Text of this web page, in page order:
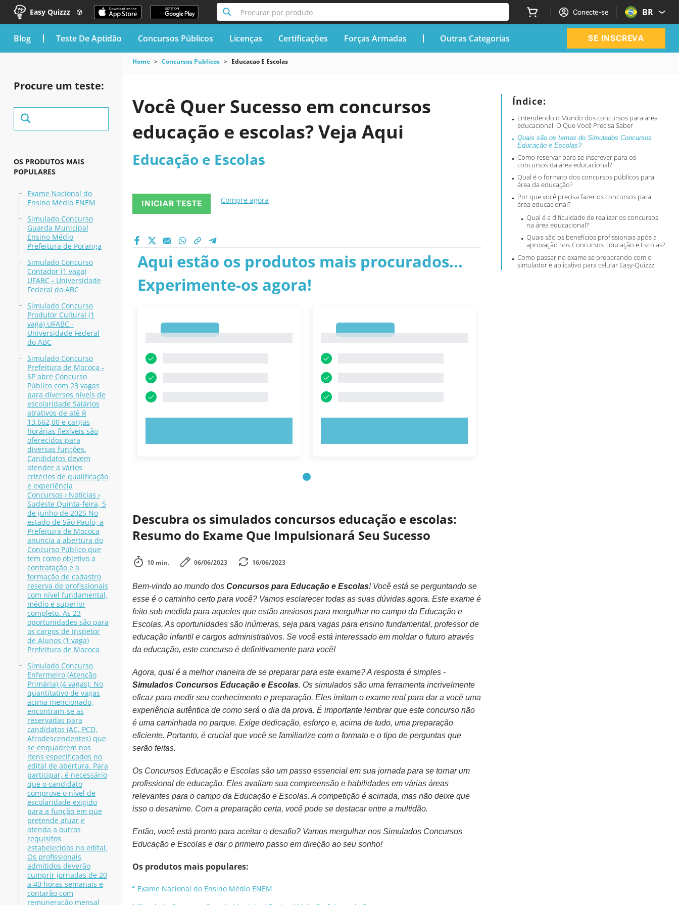
Easy Quizzz Procurar por produto Conecte-se BR
blog Teste De Aptidão Concursos Públicos Licenças Certificações Forças Armadas Outras Categorias SE INSCREVA
Procure um teste:
OS PRODUTOS MAIS
POPULARES
Exame Nacional do
Ensino Médio ENEM
Simulado Concurso
Guarda Municipal
Ensino Médio
Prefeitura de Poranga
Simulado Concurso
Contador (1 vaga)
UFABC - Universidade
Federal do ABC
Simulado Concurso
Produtor Cultural (1
vaga) UFABC -
Universidade Federal
do ABC
Simulado Concurso
Prefeitura de Mococa -
SP abre Concurso
Público com 23 vagas
para diversos níveis de
escolaridade Salários
atrativos de até R
13.662,00 e cargas
horárias flexíveis são
oferecidos para
diversas funções.
Candidatos devem
atender a vários
critérios de qualificação
e experiência
Concursos › Notícias ›
Sudeste Quinta-feira, 5
de junho de 2025 No
estado de São Paulo, a
Prefeitura de Mococa
anuncia a abertura do
Concurso Público que
tem como objetivo a
contratação e a
formação de cadastro
reserva de profissionais
com nível fundamental,
médio e superior
completo. As 23
oportunidades são para
os cargos de Inspetor
de Alunos (1 vaga)
Prefeitura de Mococa
Simulado Concurso
Enfermeiro (Atenção
Primária) (4 vagas). No
quantitativo de vagas
acima mencionado,
encontram-se as
reservadas para
candidatos (AC, PCD,
Afrodescendentes) que
se enquadrem nos
itens especificados no
edital de abertura. Para
participar, é necessário
que o candidato
comprove o nível de
escolaridade exigido
para a função em que
pretende atuar e
atenda a outros
requisitos
estabelecidos no edital.
Os profissionais
admitidos deverão
cumprir jornadas de 20
a 40 horas semanais e
contarão com
remuneração mensal
Home Concursos Publicos Educacao E Escolas
Índice:
Entendendo o Mundo dos concursos para área
educacional: O Que Você Precisa Saber
Quais são os temas do Simulados Concursos
Educação e Escolas?
Como reservar para se inscrever para os
concursos da área educacional?
Qual é o formato dos concursos públicos para
área da educação?
Por que você precisa fazer os concursos para
área educacional?
Qual é a dificuldade de realizar os concursos
na área educacional?
Quais são os benefícios profissionais após a
aprovação nos Concursos Educação e Escolas?
Como passar no exame se preparando com o
simulador e aplicativo para celular Easy-Quizzz
Você Quer Sucesso em concursos
educação e escolas? Veja Aqui
Educação e Escolas
INICIAR TESTE Compre agora
Aqui estão os produtos mais procurados...
Experimente-os agora!
Descubra os simulados concursos educação e escolas:
Resumo do Exame Que Impulsionará Seu Sucesso
10 min. 06/06/2023 16/06/2023
Bem-vindo ao mundo dos Concursos para Educação e Escolas! Você está se perguntando se
esse é o caminho certo para você? Vamos esclarecer todas as suas dúvidas agora. Este exame é
feito sob medida para aqueles que estão ansiosos para mergulhar no campo da Educação e
Escolas. As oportunidades são inúmeras, seja para vagas para ensino fundamental, professor de
educação infantil e cargos administrativos. Se você está interessado em moldar o futuro através
da educação, este concurso é definitivamente para você!
Agora, qual é a melhor maneira de se preparar para este exame? A resposta é simples -
Simulados Concursos Educação e Escolas. Os simulados são uma ferramenta incrivelmente
eficaz para medir seu conhecimento e preparação. Eles imitam o exame real para dar a você uma
experiência autêntica de como será o dia da prova. É importante lembrar que este concurso não
é uma caminhada no parque. Exige dedicação, esforço e, acima de tudo, uma preparação
eficiente. Portanto, é crucial que você se familiarize com o formato e o tipo de perguntas que
serão feitas.
Os Concursos Educação e Escolas são um passo essencial em sua jornada para se tornar um
profissional de educação. Eles avaliam sua compreensão e habilidades em várias áreas
relevantes para o campo da Educação e Escolas. A competição é acirrada, mas não deixe que
isso o desanime. Com a preparação certa, você pode se destacar entre a multidão.
Então, você está pronto para aceitar o desafio? Vamos mergulhar nos Simulados Concursos
Educação e Escolas e dar o primeiro passo em direção ao seu sonho!
Os produtos mais populares:
Exame Nacional do Ensino Médio ENEM